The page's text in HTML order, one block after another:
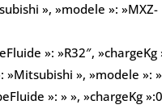
», »modele »: »MXZ-
»: »R32″,
», »modele »:
»: » », »chargeKg